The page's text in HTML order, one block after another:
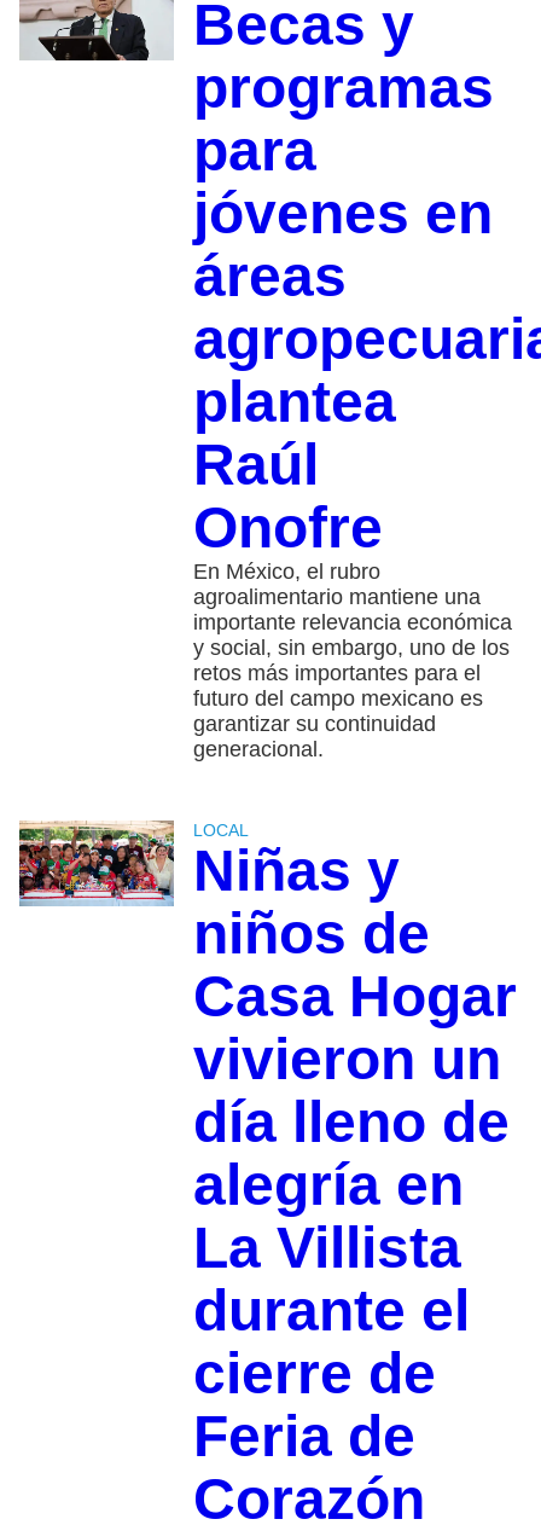
Becas y
programas
para
jóvenes en
áreas
plantea
Raúl
Onofre
En México, el rubro
agroalimentario mantiene una
importante relevancia económica
y social, sin embargo, uno de los
retos más importantes para el
futuro del campo mexicano es
garantizar su continuidad
generacional.
LOCAL
Niñas y
niños de
Casa Hogar
vivieron un
día lleno de
alegría en
La Villista
durante el
cierre de
Feria de
Corazón